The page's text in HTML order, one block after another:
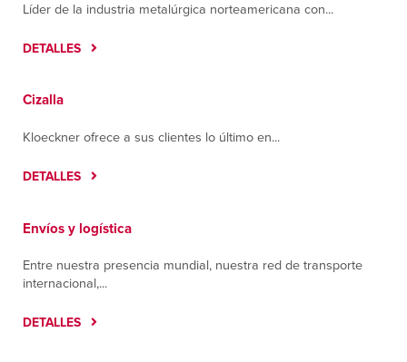
Líder de la industria metalúrgica norteamericana con...
DETALLES
Cizalla
Kloeckner ofrece a sus clientes lo último en...
DETALLES
Envíos y logística
Entre nuestra presencia mundial, nuestra red de transporte
internacional,...
DETALLES